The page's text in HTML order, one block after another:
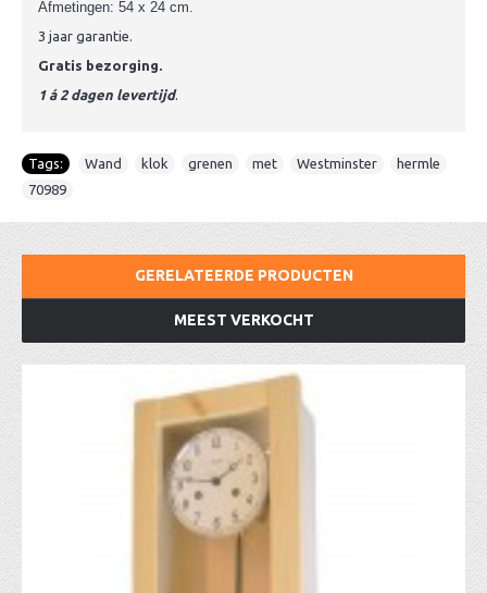
Afmetingen: 54 x 24 cm.
3 jaar garantie.
Gratis bezorging.
1 á 2 dagen levertijd.
Tags: Wand klok grenen met Westminster hermle
70989
GERELATEERDE PRODUCTEN
MEEST VERKOCHT